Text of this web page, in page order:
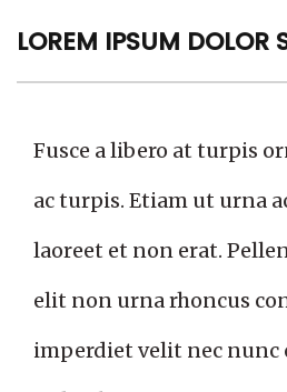
LOREM IPSUM DOLOR
Fusce a libero at turpis
ac turpis. Etiam ut urna
laoreet et non erat.
elit non urna rhoncus
imperdiet velit nec nunc